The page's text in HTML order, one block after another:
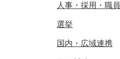
人事・採用・職員
選挙
国内・広域連携